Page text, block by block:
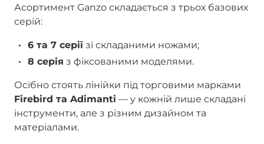
Асортимент Ganzo складається з трьох базових
серій:
6 та 7 серії зі складаними ножами;
8 серія з фіксованими моделями.
Осібно стоять лінійки під торговими марками
Firebird та Adimanti — у кожній лише складані
інструменти, але з різним дизайном та
матеріалами.